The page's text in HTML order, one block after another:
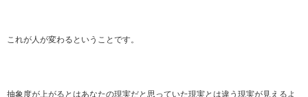
これが人が変わるということです。
抽象度が上がるとはあなたの現実だと思っていた現実とは違う現実が見えるよ